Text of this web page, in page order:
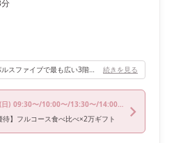
ゲストが115名ほどいたので、パルスファイブで最も広い3階のアニバーサリークラブで披露宴を行いました。アニバーサリークラブは白を基調とした会場ですが、大きな木やドライフラワーのオブジェがあり、可愛さもあります！ また、ウェルカムスペースがとても広く、バーカウンターやコインロッカー、喫煙所が披露宴会場の隣に完備されています。ゲストの待つ場所への配慮や、新郎新婦が希望する装飾を飾れるようになっているなど、しっかりと考えられていると感じました。 続きを見る
(日) 09:30〜/10:00〜/13:30〜/14:00〜
】フルコース食べ比べ×2万ギフト